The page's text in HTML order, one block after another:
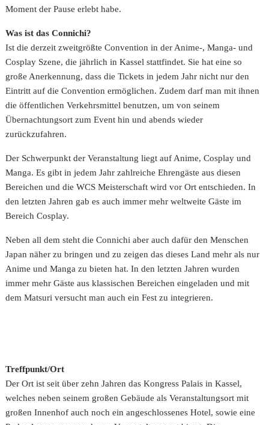
Moment der Pause erlebt habe.
Was ist das Connichi?
Ist die derzeit zweitgrößte Convention in der Anime-, Manga- und
Cosplay Szene, die jährlich in Kassel stattfindet. Sie hat eine so
große Anerkennung, dass die Tickets in jedem Jahr nicht nur den
Eintritt auf die Convention ermöglichen. Zudem darf man mit ihnen
die öffentlichen Verkehrsmittel benutzen, um von seinem
Übernachtungsort zum Event hin und abends wieder
zurückzufahren.
Der Schwerpunkt der Veranstaltung liegt auf Anime, Cosplay und
Manga. Es gibt in jedem Jahr zahlreiche Ehrengäste aus diesen
Bereichen und die WCS Meisterschaft wird vor Ort entschieden. In
den letzten Jahren gab es auch immer mehr weltweite Gäste im
Bereich Cosplay.
Neben all dem steht die Connichi aber auch dafür den Menschen
Japan näher zu bringen und zu zeigen das dieses Land mehr als nur
Anime und Manga zu bieten hat. In den letzten Jahren wurden
immer mehr Gäste aus klassischen Bereichen eingeladen und mit
dem Matsuri versucht man auch ein Fest zu integrieren.
Treffpunkt/Ort
Der Ort ist seit über zehn Jahren das Kongress Palais in Kassel,
welches neben seinem großen Gebäude als Veranstaltungsort mit
großen Innenhof auch noch ein angeschlossenes Hotel, sowie eine